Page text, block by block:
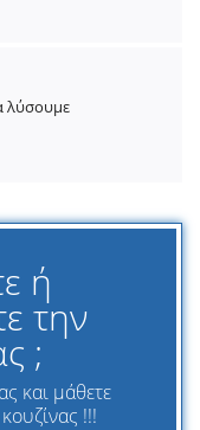
λύσουμε
ή
την
;
και μάθετε
!!!